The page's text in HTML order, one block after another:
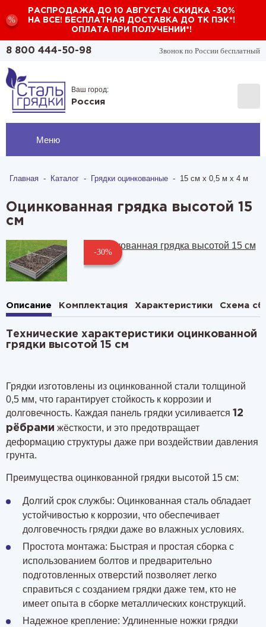
%
РАСПРОДАЖА ДО 10 АВГУСТА! СКИДКА -30%
НА ВСЕ! БЕСПЛАТНАЯ ДОСТАВКА ДО ТК ПЭК*!
ОПЛАТА ПРИ ПОЛУЧЕНИИ*!
8 800 444-50-98 Звонок по России бесплатный
Ваш город:
Россия
Меню
Главная - Каталог - Грядки оцинкованные - 15 см х 0,5 м х 4 м
Оцинкованная грядка высотой 15
см
-30%
Описание Комплектация Характеристики Схема
Технические характеристики оцинкованной
грядки высотой 15 см
Грядки изготовлены из оцинкованной стали толщиной
0,5 мм, что гарантирует стойкость к коррозии и
долговечность. Каждая панель грядки усиливается 12
рёбрами жёсткости, и это предотвращает
деформацию структуры даже при воздействии давления
грунта.
Преимущества оцинкованной грядки высотой 15 см:
Долгий срок службы: Оцинкованная сталь обладает
устойчивостью к коррозии, что обеспечивает
долговечность грядки даже во влажных условиях.
Простота монтажа: Быстрая и простая сборка с
использованием болтов и предварительно
подготовленных отверстий позволяет легко
справиться с созданием грядки даже тем, кто не
имеет опыта в сборке металлических конструкций.
Надежное крепление: Удлиненные ножки грядки